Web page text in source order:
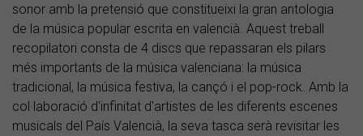
sonor amb la pretensió que constitueixi la gran antologia
de la música popular escrita en valencià. Aquest treball
recopilatori consta de 4 discs que repassaran els pilars
més importants de la música valenciana: la música
tradicional, la música festiva, la cançó i el pop-rock. Amb la
col·laboració d'infinitat d'artistes de les diferents escenes
musicals del País Valencià, la seva tasca serà revisitar les